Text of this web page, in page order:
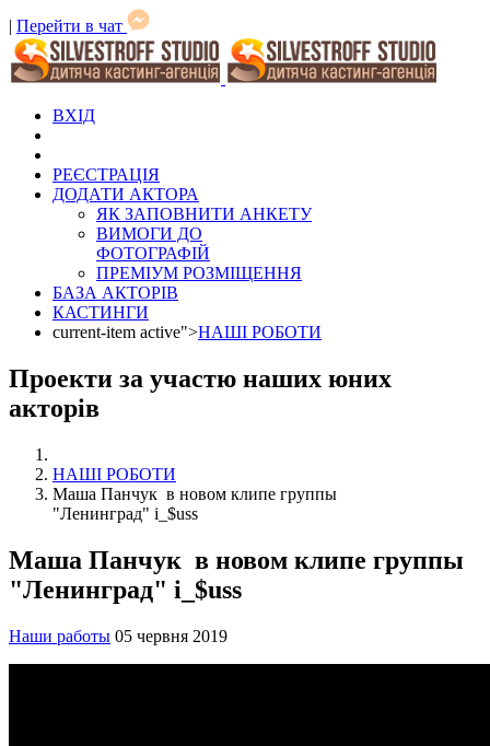
| Перейти в чат
ВХІД
РЕЄСТРАЦІЯ
ДОДАТИ АКТОРА
ЯК ЗАПОВНИТИ АНКЕТУ
ВИМОГИ ДО
ФОТОГРАФІЙ
ПРЕМІУМ РОЗМІЩЕННЯ
БАЗА АКТОРІВ
КАСТИНГИ
current-item active">НАШІ РОБОТИ
Проекти за участю наших юних
акторів
НАШІ РОБОТИ
Маша Панчук в новом клипе группы
"Ленинград" i_$uss
Маша Панчук в новом клипе группы
"Ленинград" i_$uss
Наши работы 05 червня 2019